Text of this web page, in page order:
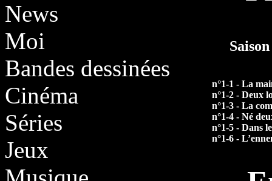
News
Moi
Bandes dessinées
Cinéma
Séries
Jeux
n°1-1 - La
n°1-2 - Deux
n°1-3 - La
n°1-4 - Né
n°1-5 - Dans
n°1-6 -